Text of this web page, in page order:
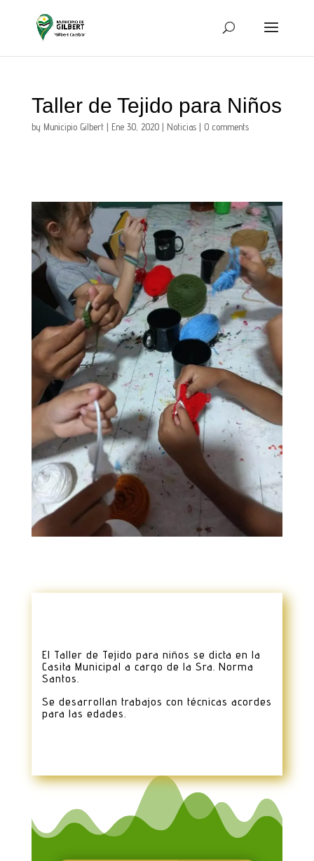
Taller de Tejido para Niños
by Municipio Gilbert| Ene 30, 2020| Noticias| 0 comments
El Taller de Tejido para niños se dicta en la
Casita Municipal a cargo de la Sra. Norma
Santos.
Se desarrollan trabajos con técnicas acordes
para las edades.